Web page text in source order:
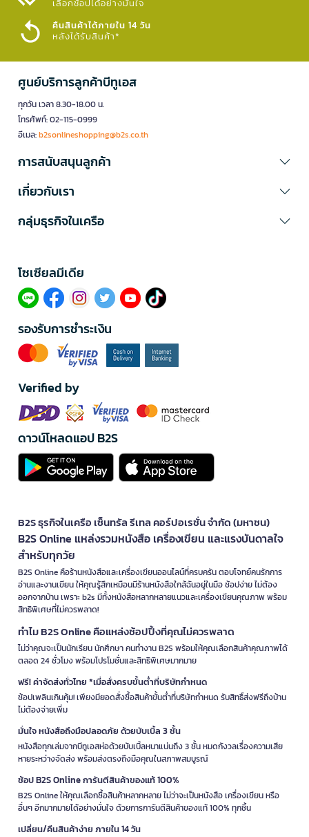
เลือกช้อปได้อย่างมั่นใจ​
คืนสินค้าได้ภายใน 14 วัน
หลังได้รับสินค้า*
ศูนย์บริการลูกค้าบีทูเอส
ทุกวัน เวลา 8.30-18.00 น.
โทรศัพท์: 02-115-0999
อีเมล:b2sonlineshopping@b2s.co.th
การสนับสนุนลูกค้า
เกี่ยวกับเรา
กลุ่มธุรกิจในเครือ
โซเซียลมีเดีย​
รองรับการชำระเงิน
Verified by
ดาวน์โหลดแอป B2S
B2S ธุรกิจในเครือ เซ็นทรัล รีเทล คอร์ปอเรชั่น จำกัด (มหาชน)
B2S Online แหล่งรวมหนังสือ เครื่องเขียน และแรงบันดาลใจ
สำหรับทุกวัย
B2S Online คือร้านหนังสือและเครื่องเขียนออนไลน์ที่ครบครัน ตอบโจทย์คนรักการ
อ่านและงานเขียน ให้คุณรู้สึกเหมือนมีร้านหนังสือใกล้ฉันอยู่ในมือ ช้อปง่าย ไม่ต้อง
ออกจากบ้าน เพราะ b2s มีทั้งหนังสือหลากหลายแนวและเครื่องเขียนคุณภาพ พร้อม
สิทธิพิเศษที่ไม่ควรพลาด!
ทำไม B2S Online คือแหล่งช้อปปิ้งที่คุณไม่ควรพลาด
ไม่ว่าคุณจะเป็นนักเรียน นักศึกษา คนทำงาน B2S พร้อมให้คุณเลือกสินค้าคุณภาพได้
ตลอด 24 ชั่วโมง พร้อมโปรโมชั่นและสิทธิพิเศษมากมาย
ฟรี! ค่าจัดส่งทั่วไทย *เมื่อสั่งครบขั้นต่ำที่บริษัทกำหนด
ช้อปเพลินเกินคุ้ม! เพียงมียอดสั่งซื้อสินค้าขั้นต่ำที่บริษัทกำหนด รับสิทธิ์ส่งฟรีถึงบ้าน
ไม่ต้องจ่ายเพิ่ม
มั่นใจ หนังสือถึงมือปลอดภัย ด้วยบับเบิ้ล 3 ชั้น
หนังสือทุกเล่มจากบีทูเอสห่อด้วยบับเบิ้ลหนาแน่นถึง 3 ชั้น หมดกังวลเรื่องความเสีย
หายระหว่างจัดส่ง พร้อมส่งตรงถึงมือคุณในสภาพสมบูรณ์
ช้อป B2S Online การันตีสินค้าของแท้ 100%
B2S Online ให้คุณเลือกซื้อสินค้าหลากหลาย ไม่ว่าจะเป็นหนังสือ เครื่องเขียน หรือ
อื่นๆ อีกมากมายได้อย่างมั่นใจ ด้วยการการันตีสินค้าของแท้ 100% ทุกชิ้น
เปลี่ยน/คืนสินค้าง่าย ภายใน 14 วัน